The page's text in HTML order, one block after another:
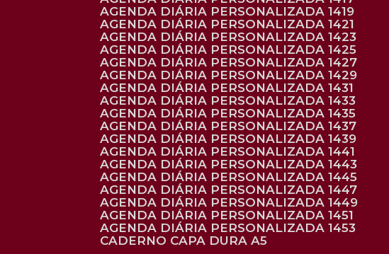
AGENDA DIÁRIA PERSONALIZADA 1419
AGENDA DIÁRIA PERSONALIZADA 1421
AGENDA DIÁRIA PERSONALIZADA 1423
AGENDA DIÁRIA PERSONALIZADA 1425
AGENDA DIÁRIA PERSONALIZADA 1427
AGENDA DIÁRIA PERSONALIZADA 1429
AGENDA DIÁRIA PERSONALIZADA 1431
AGENDA DIÁRIA PERSONALIZADA 1433
AGENDA DIÁRIA PERSONALIZADA 1435
AGENDA DIÁRIA PERSONALIZADA 1437
AGENDA DIÁRIA PERSONALIZADA 1439
AGENDA DIÁRIA PERSONALIZADA 1441
AGENDA DIÁRIA PERSONALIZADA 1443
AGENDA DIÁRIA PERSONALIZADA 1445
AGENDA DIÁRIA PERSONALIZADA 1447
AGENDA DIÁRIA PERSONALIZADA 1449
AGENDA DIÁRIA PERSONALIZADA 1451
AGENDA DIÁRIA PERSONALIZADA 1453
CADERNO CAPA DURA A5